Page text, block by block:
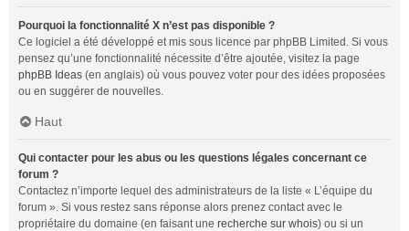
Pourquoi la fonctionnalité X n’est pas disponible ?
Ce logiciel a été développé et mis sous licence par phpBB Limited. Si vous
pensez qu’une fonctionnalité nécessite d’être ajoutée, visitez la page
phpBB Ideas (en anglais) où vous pouvez voter pour des idées proposées
ou en suggérer de nouvelles.
Haut
Qui contacter pour les abus ou les questions légales concernant ce
forum ?
Contactez n’importe lequel des administrateurs de la liste « L’équipe du
forum ». Si vous restez sans réponse alors prenez contact avec le
propriétaire du domaine (en faisant une recherche sur whois) ou si un